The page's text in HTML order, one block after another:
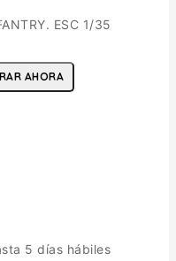
ESC 1/35
AHORA
5 días hábiles